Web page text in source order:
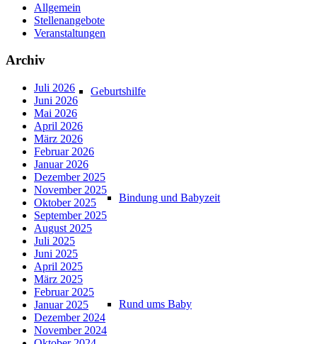
Geburtshilfe
Bindung und Babyzeit
Rund ums Baby
Allgemein
Stellenangebote
Veranstaltungen
Archiv
Juli 2026
Juni 2026
Mai 2026
April 2026
März 2026
Februar 2026
Januar 2026
Dezember 2025
November 2025
Oktober 2025
September 2025
August 2025
Juli 2025
Juni 2025
April 2025
März 2025
Februar 2025
Januar 2025
Dezember 2024
November 2024